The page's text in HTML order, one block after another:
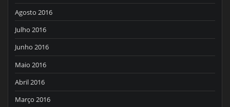
Agosto 2016
Julho 2016
Junho 2016
Maio 2016
Abril 2016
Março 2016